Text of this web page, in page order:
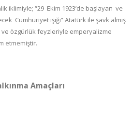
iklimiyle; “29 Ekim 1923’de başlayan ve
Cumhuriyet ışığı” Atatürk ile şavk almış
ve özgürlük feyzleriyle emperyalizme
etmemiştir.
Amaçları